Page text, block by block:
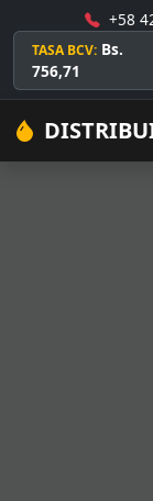
+58
TASA BCV: Bs.
756,71